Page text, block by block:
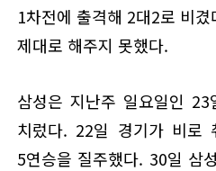
1차전에 출격해 2대2로 비
제대로 해주지 못했다.
삼성은 지난주 일요일인
치렀다. 22일 경기가 비로
5연승을 질주했다. 30일 삼